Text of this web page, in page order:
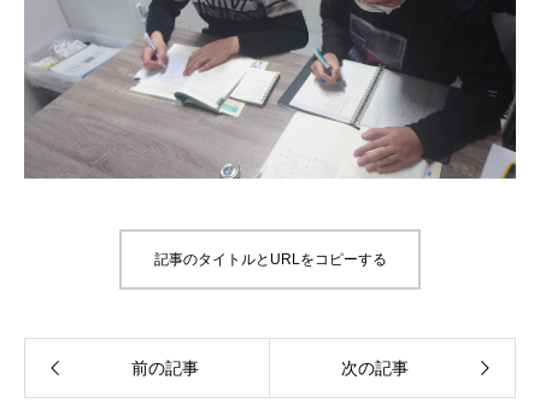
記事のタイトルとURLをコピーする